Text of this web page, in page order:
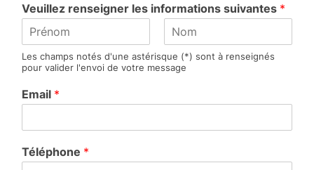
Veuillez renseigner les informations suivantes *
r
é
o
m
o
m
Les champs notés d'une astérisque (*) sont à renseignés
pour valider l'envoi de votre message
Email *
Téléphone *